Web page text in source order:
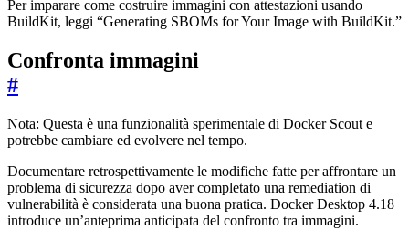
Per imparare come costruire immagini con attestazioni usando
BuildKit, leggi “Generating SBOMs for Your Image with BuildKit.”
Confronta immagini
#
Nota: Questa è una funzionalità sperimentale di Docker Scout e
potrebbe cambiare ed evolvere nel tempo.
Documentare retrospettivamente le modifiche fatte per affrontare un
problema di sicurezza dopo aver completato una remediation di
vulnerabilità è considerata una buona pratica. Docker Desktop 4.18
introduce un’anteprima anticipata del confronto tra immagini.